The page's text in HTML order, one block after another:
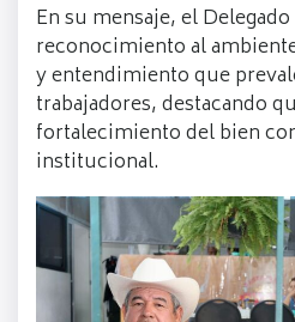
En su mensaje, el
reconocimiento al
y entendimiento que
trabajadores, destacando
fortalecimiento del bien
institucional.